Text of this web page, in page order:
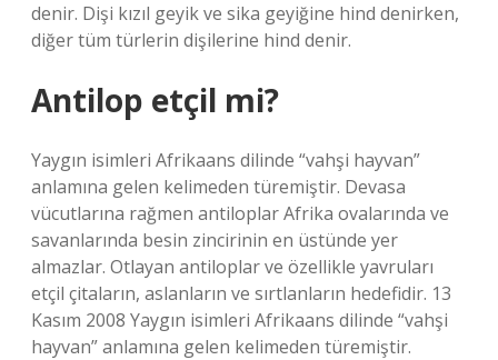
denir. Dişi kızıl geyik ve sika geyiğine hind denirken,
diğer tüm türlerin dişilerine hind denir.
Antilop etçil mi?
Yaygın isimleri Afrikaans dilinde “vahşi hayvan”
anlamına gelen kelimeden türemiştir. Devasa
vücutlarına rağmen antiloplar Afrika ovalarında ve
savanlarında besin zincirinin en üstünde yer
almazlar. Otlayan antiloplar ve özellikle yavruları
etçil çitaların, aslanların ve sırtlanların hedefidir. 13
Kasım 2008 Yaygın isimleri Afrikaans dilinde “vahşi
hayvan” anlamına gelen kelimeden türemiştir.